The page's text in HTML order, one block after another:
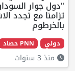
الاشتباكات